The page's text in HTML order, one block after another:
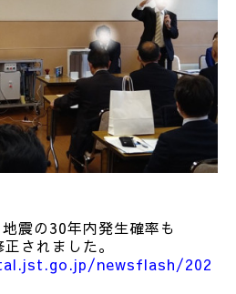
震の30年内発生確率も
されました。
newsflash/202